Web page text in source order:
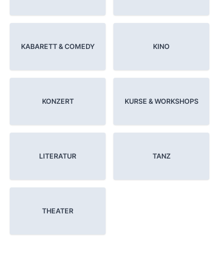
KABARETT & COMEDY KINO
KONZERT KURSE & WORKSHOPS
LITERATUR TANZ
THEATER